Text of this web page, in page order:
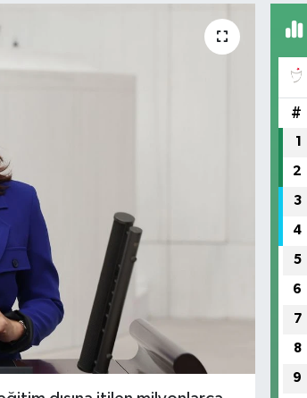
#
1
2
3
4
5
6
7
8
9